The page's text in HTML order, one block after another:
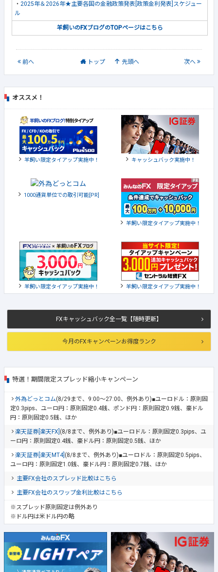
・ 2025年＆2026年★主要各国の金融政策発表[政策金利発表]スケジュー
ル
羊飼いのFXブログのTOPページはこちら
前へ トップ 先頭へ 次へ
FXキャッシュバック全一覧【随時更新】
今月のFXキャンペーンお得度ランク
特選！期間限定スプレッド縮小キャンペーン
外為どっとコム(8/29まで、9:00～27:00、例外あり)■ユーロドル：原則固
定0.3pips、ユーロ円：原則固定0.4銭、ポンド円：原則固定0.9銭、豪ドル
円：原則固定0.5銭、ほか
楽天証券[楽天FX] (8/8まで、例外あり)■ユーロドル：原則固定0.3pips、ユ
ーロ円：原則固定0.4銭、豪ドル円：原則固定0.5銭、ほか
楽天証券[楽天MT4] (8/8まで、例外あり)■ユーロドル：原則固定0.5pips、
ユーロ円：原則固定1.0銭、豪ドル円：原則固定0.7銭、ほか
主要FX会社のスプレッド比較はこちら
主要FX会社のスワップ金利比較はこちら
※スプレッド原則固定は例外あり
※ドル円は米ドル円の略
オススメ！
羊飼い限定タイアップ実施中！ キャッシュバック実施中！
1000通貨単位での取引可能[PR]
羊飼い限定タイアップ実施中！
羊飼い限定タイアップ実施中！ 羊飼い限定タイアップ実施中！